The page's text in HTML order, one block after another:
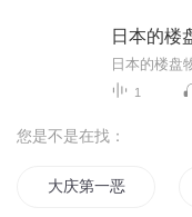
日本的楼
1
您是不是在找：
大庆第一恶